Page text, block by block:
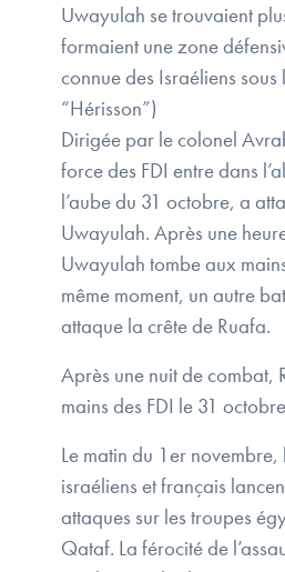
Uwayulah se trouvaient
formaient une zone
connue des Israéliens sous
“Hérisson”)
Dirigée par le colonel
force des FDI entre dans
l’aube du 31 octobre, a
Uwayulah. Après une
Uwayulah tombe aux
même moment, un autre
attaque la crête de Ruafa.
Après une nuit de combat,
mains des FDI le 31
Le matin du 1er novembre,
israéliens et français
attaques sur les troupes
Qataf. La férocité de